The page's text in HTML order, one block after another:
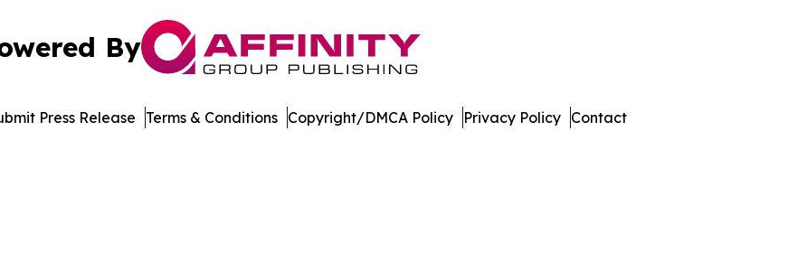
By
Press Release Terms & Conditions Copyright/DMCA Policy Privacy Policy Contact